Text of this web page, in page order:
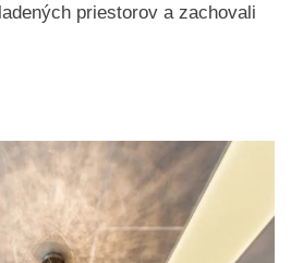
priestorov a zachovali